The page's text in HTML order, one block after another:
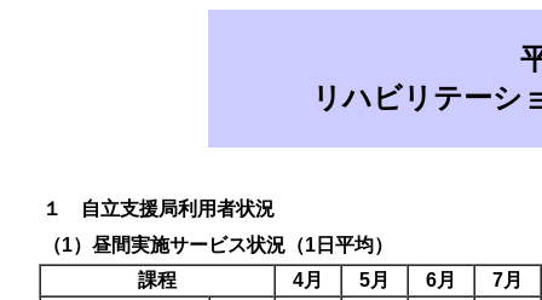
リハビリテーシ
１ 自立支援局利用者状況
（1）昼間実施サービス状況（1日平均）
課程
4月 5月 6月
7月